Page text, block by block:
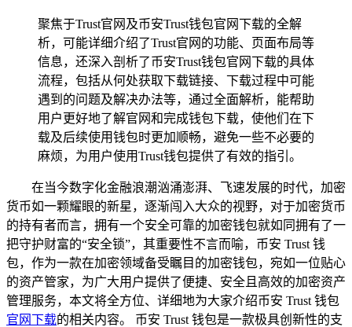
聚焦于Trust官网及币安Trust钱包官网下载的全解
析，可能详细介绍了Trust官网的功能、页面布局等
信息，还深入剖析了币安Trust钱包官网下载的具体
流程，包括从何处获取下载链接、下载过程中可能
遇到的问题及解决办法等，通过全面解析，能帮助
用户更好地了解官网和完成钱包下载，使他们在下
载及后续使用钱包时更加顺畅，避免一些不必要的
麻烦，为用户使用Trust钱包提供了有效的指引。
在当今数字化金融浪潮汹涌澎湃、飞速发展的时代，加密
货币如一颗耀眼的新星，逐渐闯入大众的视野，对于加密货币
的持有者而言，拥有一个安全可靠的加密钱包就如同拥有了一
把守护财富的“安全锁”，其重要性不言而喻，币安 Trust 钱
包，作为一款在加密领域备受瞩目的加密钱包，宛如一位贴心
的资产管家，为广大用户提供了便捷、安全且高效的加密资产
管理服务，本文将全方位、详细地为大家介绍币安 Trust 钱包
官网下载的相关内容。 币安 Trust 钱包是一款极具创新性的支